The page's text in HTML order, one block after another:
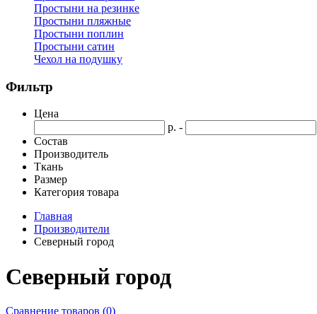
Простыни на резинке
Простыни пляжные
Простыни поплин
Простыни сатин
Чехол на подушку
Фильтр
Цена
р. -
Состав
Производитель
Ткань
Размер
Категория товара
Главная
Производители
Северный город
Северный город
Сравнение товаров (0)